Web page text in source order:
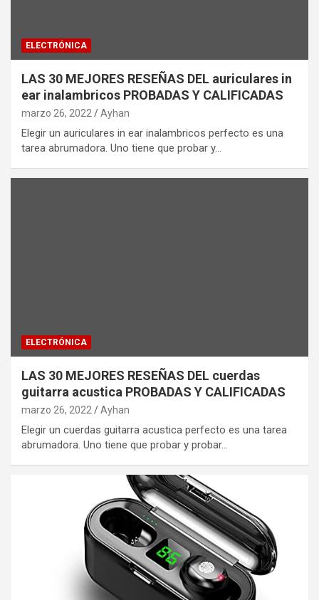
ELECTRÓNICA
LAS 30 MEJORES RESEÑAS DEL auriculares in
ear inalambricos PROBADAS Y CALIFICADAS
marzo 26, 2022 Ayhan
Elegir un auriculares in ear inalambricos perfecto es una
tarea abrumadora. Uno tiene que probar y…
ELECTRÓNICA
LAS 30 MEJORES RESEÑAS DEL cuerdas
guitarra acustica PROBADAS Y CALIFICADAS
marzo 26, 2022 Ayhan
Elegir un cuerdas guitarra acustica perfecto es una tarea
abrumadora. Uno tiene que probar y probar…